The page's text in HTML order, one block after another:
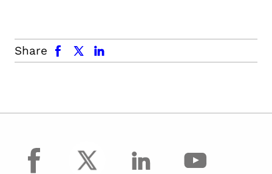
Share
facebook x.com linkedin
facebook